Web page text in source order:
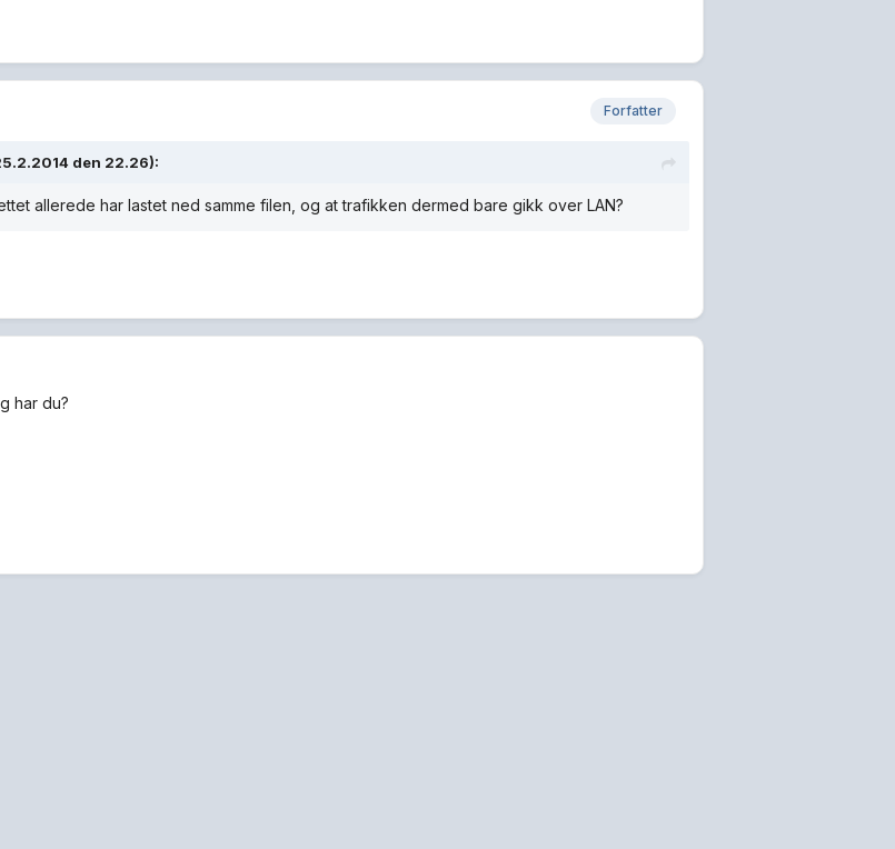
Forfatter
den 22.26):
allerede har lastet ned samme filen, og at trafikken dermed bare gikk over LAN?
har du?